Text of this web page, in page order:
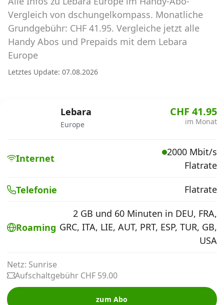
Abos für Tablets, Hotspots und Smart
Watches
Tarifrechner Handy-Abo
Der gute alte Tarifrechner im neuen Design
Alle Anbieter
Mobilfunknetz Schweiz
Handy-Abo kündigen oder
wechseln
Alle Mobile-Vergleiche
Internet, TV, Telefon
Vergleich von dschungelkompass. Monatliche
Grundgebühr: CHF 41.95. Vergleiche jetzt alle
Handy Abos und Prepaids mit dem Lebara
Europe
Letztes Update: 07.08.2026
Lebara
Europe
CHF 41.95
im Monat
Internet
2000 Mbit/s
Flatrate
Telefonie Flatrate
Roaming
2 GB und 60 Minuten in DEU, FRA,
GRC, ITA, LIE, AUT, PRT, ESP, TUR, GB,
USA
Netz: Sunrise
Aufschaltgebühr CHF 59.00
zum Abo